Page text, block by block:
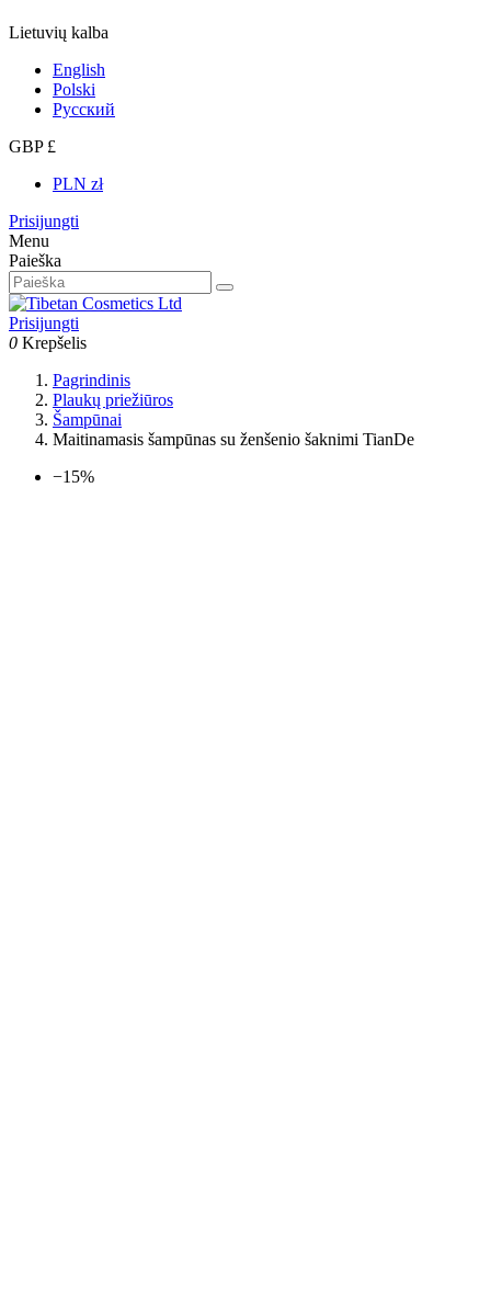
Lietuvių kalba
English
Polski
Русский
GBP £
PLN zł
Prisijungti
Menu
Paieška
Prisijungti
0 Krepšelis
Pagrindinis
Plaukų priežiūros
Šampūnai
Maitinamasis šampūnas su ženšenio šaknimi TianDe
−15%